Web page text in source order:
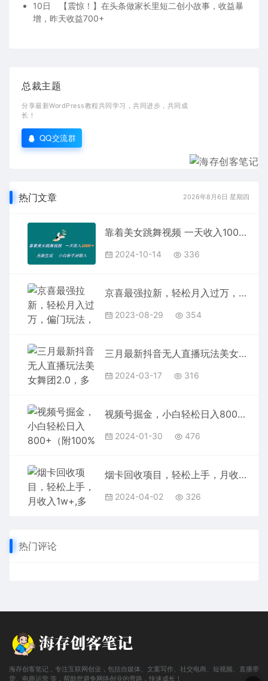
10日
【震惊！】在头条做家长里短二创小故事，收益暴
增，昨天收益700+
总裁主题
分享最新WordPress教程共同学习，共同进步，共同成
长！
QQ交流群
热门文章 2026年8月6日 星期四
靠着美女跳舞视频 一天收入1000+ 无脑生成 小白新手闭眼入
2024-10-14 336
京喜最强拉新，轻松月入过万，偏门玩法，小白也能轻易上手
2023-08-29 354
三月最新抖音无人直播玩法美女舞团2.0，多重防非操作不封号日入1500+ 小…
2024-03-17 316
视频号掘金，小白轻松日入800+（附100%过原创技巧）
2024-01-30 476
烟卡回收项目，轻松上手，月收入1w+,多劳多得，上不封顶
2024-04-02 326
热门评论
海存创客笔记，专注互联网创业，包括自媒体、文案写作、社交电商、短视频、直播带
货、电商运营 等，帮助您避免网络创业的弯路，快速成长！